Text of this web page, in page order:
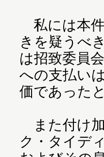
私には本
きを疑うべ
は招致委員
への支払い
価であった
また付け
ク・タイデ